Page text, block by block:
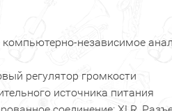
независимое
регулятор громкости
источника питания